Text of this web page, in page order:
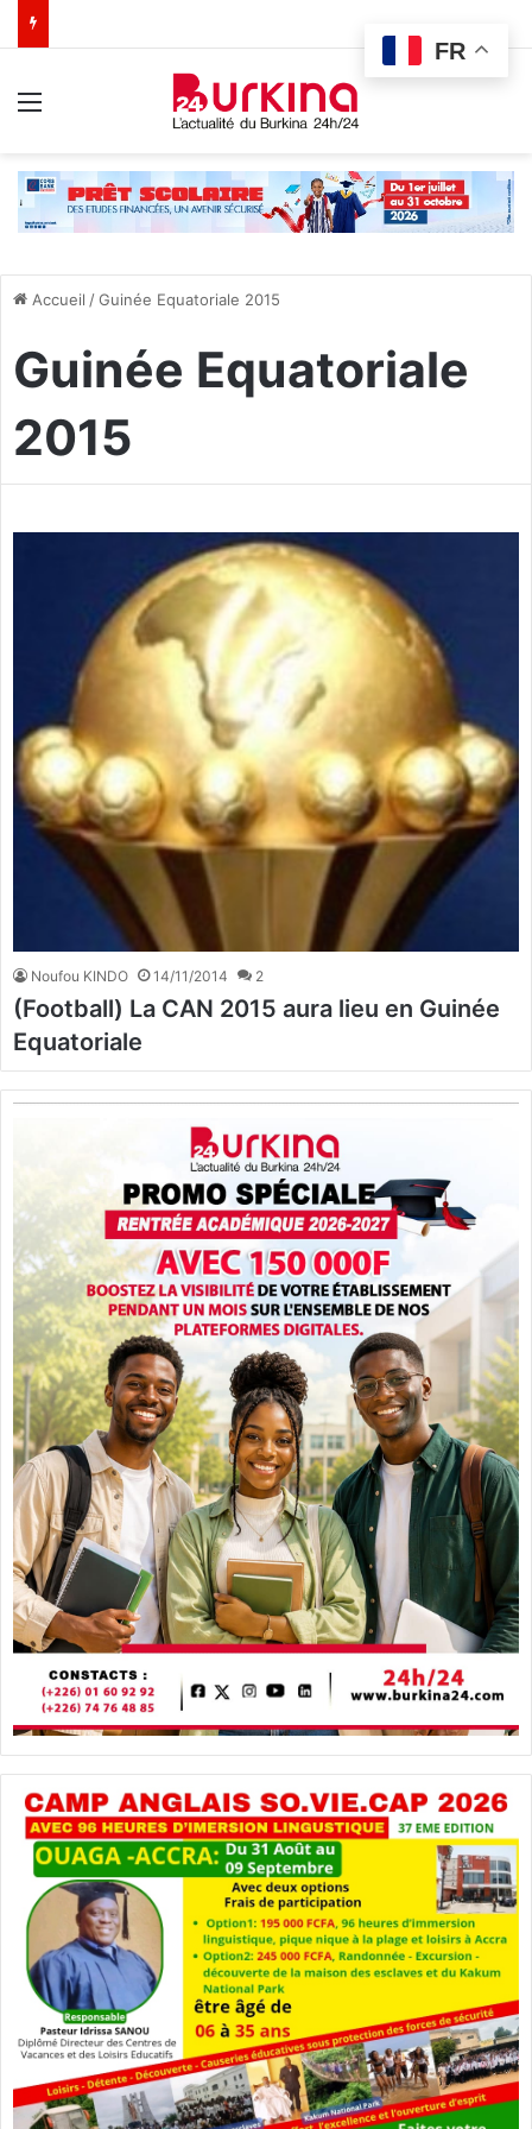
Accueil /Guinée Equatoriale 2015
Guinée Equatoriale
2015
Noufou KINDO 14/11/2014 2
(Football) La CAN 2015 aura lieu en Guinée
Equatoriale
FR